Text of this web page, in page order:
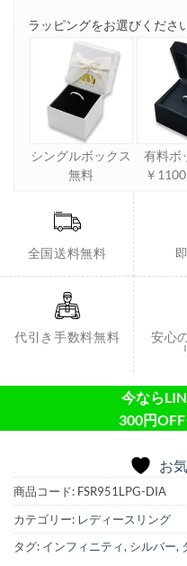
ラッピングをお選びくださ
シングルボックス
無料
有料ボ
￥1100
全国送料無料
代引き手数料無料
安心
今なら
300円OFF
お
商品コード: FSR951LPG-DIA
カテゴリー: レディースリング
タグ: インフィニティ, シルバー,